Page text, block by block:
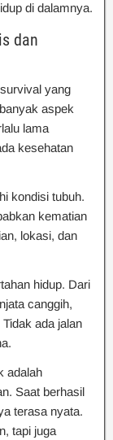
di dalamnya.
dan
yang
aspek
lama
kesehatan
kondisi tubuh.
kematian
lokasi, dan
hidup. Dari
canggih,
ada jalan
adalah
Saat berhasil
terasa nyata.
tapi juga